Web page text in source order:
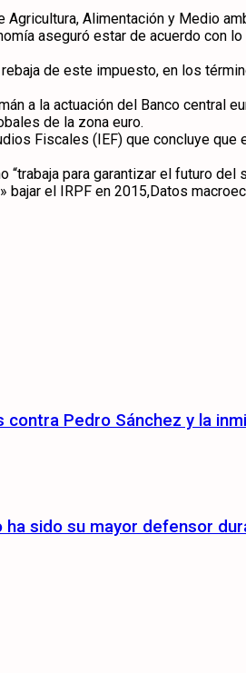
Alimentación y Medio
aseguró estar de acuerdo con
de este impuesto, en los
a la actuación del Banco central
de la zona euro.
Fiscales (IEF) que concluye
para garantizar el futuro
el IRPF en 2015,Datos
Pedro Sánchez y la
sido su mayor defensor